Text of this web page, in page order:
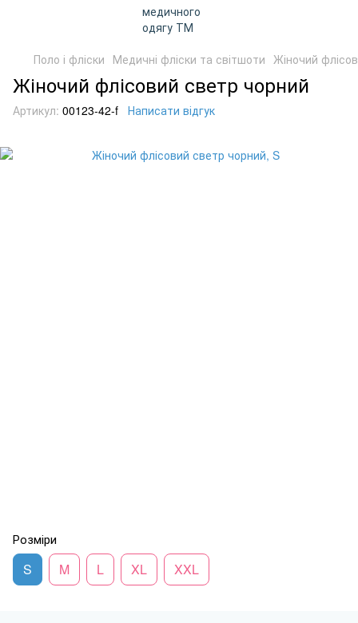
Поло і фліски Медичні фліски та світшоти Жіночий
Жіночий флісовий светр чорний
Артикул: 00123-42-f Написати відгук
Розміри
S M L XL XXL